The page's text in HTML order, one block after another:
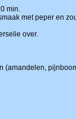
min.
met peper en
over.
(amandelen,